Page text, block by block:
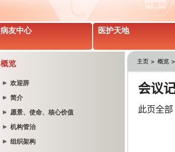
病友中心 医护天地
概览
欢迎辞
简介
愿景、使命、核心价值
机构管治
组织架构
主页 概览